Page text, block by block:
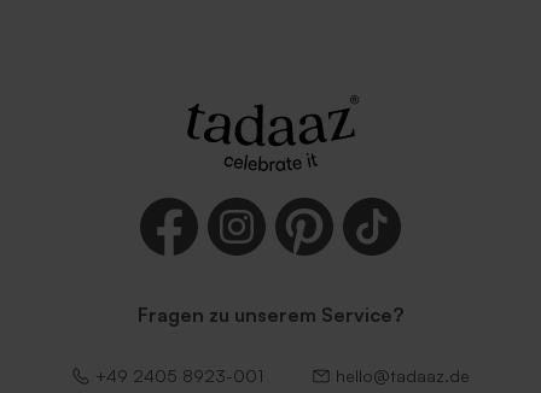
Fragen zu unserem Service?
+49 2405 8923-001 hello@tadaaz.de